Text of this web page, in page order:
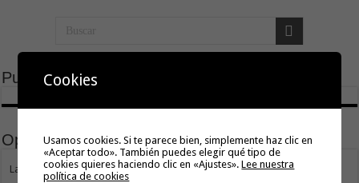
Publicidad
Opinión
La Gomera transforma su modelo energético
Cookies
Usamos cookies. Si te parece bien, simplemente haz clic en
«Aceptar todo». También puedes elegir qué tipo de
cookies quieres haciendo clic en «Ajustes».Lee nuestra
política de cookies